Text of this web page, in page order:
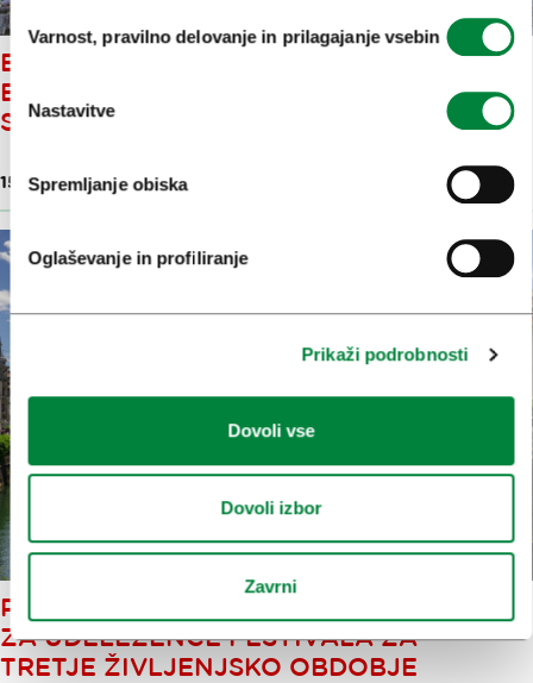
Izbira
soglasja
Varnost, pravilno delovanje in prilagajanje vsebin
Nastavitve
Spremljanje obiska
Oglaševanje in profiliranje
Prikaži podrobnosti
Dovoli vse
Dovoli izbor
Zavrni
EVROPSKI TEDEN MOBILNOSTI:
BREZPLAČNO PO SLEDEH
SKRIVNOSTI LJUBLJANE
15. sep. 2025
PRIVLAČNI BREZPLAČNI OGLEDI
ZA UDELEŽENCE FESTIVALA ZA
TRETJE ŽIVLJENJSKO OBDOBJE